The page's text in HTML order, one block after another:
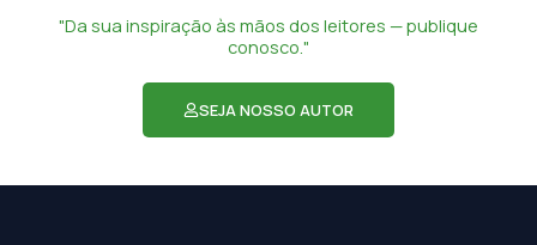
"Da sua inspiração às mãos dos leitores — publique
conosco."
SEJA NOSSO AUTOR